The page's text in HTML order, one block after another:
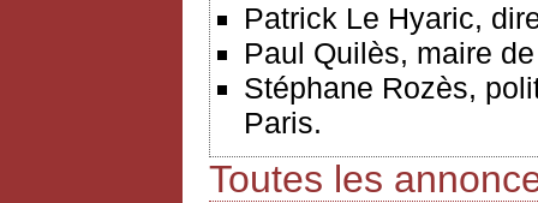
Patrick Le Hyaric,
Paul Quilès, maire
Stéphane Rozès,
Paris.
Toutes les